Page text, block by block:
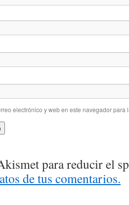
electrónico y web en este navegador para
para reducir el
de tus comentarios.